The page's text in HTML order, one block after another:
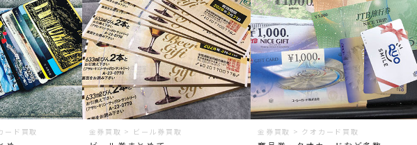
ード買取 金券買取 > ビール券買取 金券買取 > クオカード買取